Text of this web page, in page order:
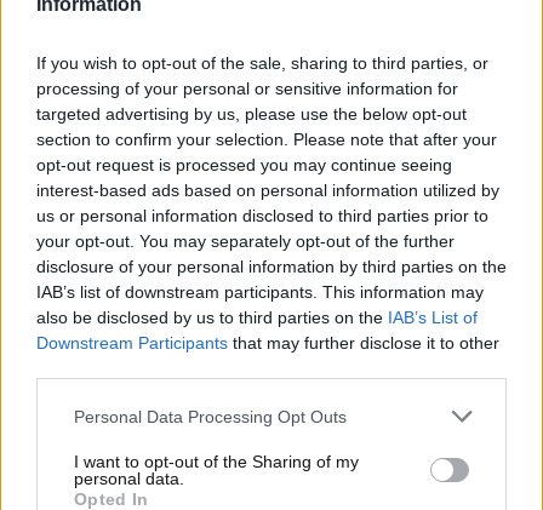
Information
If you wish to opt-out of the sale, sharing to third parties, or
processing of your personal or sensitive information for
targeted advertising by us, please use the below opt-out
section to confirm your selection. Please note that after your
opt-out request is processed you may continue seeing
interest-based ads based on personal information utilized by
us or personal information disclosed to third parties prior to
your opt-out. You may separately opt-out of the further
disclosure of your personal information by third parties on the
IAB’s list of downstream participants. This information may
also be disclosed by us to third parties on the IAB’s List of
Downstream Participants that may further disclose it to other
Personal Data Processing Opt Outs
I want to opt-out of the Sharing of my
personal data.
Opted In
automobilistiche che sono state passate in
rassegna. Ecco tutto quello che c’è da sapere.
Le auto più economiche di
ogni marchio: ci sono alcuni
modelli davvero pazzeschi
Fra i brand maggiormente alla portata di tutti,
partiamo dalla Fiat. LaFiat Pandaè l’auto più
economica del marchio e il costo base si attesta sui
15.900 euro. Passando all’Audi, la vettura nuova più
economica disponibile sul mercato è la
. La casa automobilistica tedesca propone
un prezzo di listino pari a26.950 euro
per questa
vettura.